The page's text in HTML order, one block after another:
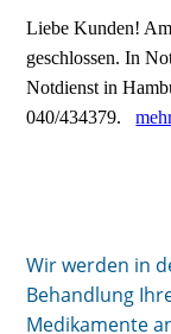
Liebe Kunden!
geschlossen. In
Notdienst in
040/434379.
Wir werden in
Behandlung
Medikamente